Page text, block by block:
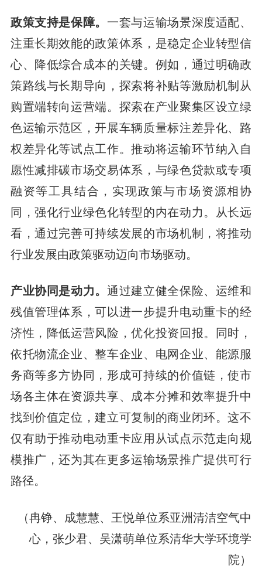
政策支持是保障。 一套与运输场景深度适配、
注重长期效能的政策体系，是稳定企业转型信
心、降低综合成本的关键。例如，通过明确政
策路线与长期导向，探索将补贴等激励机制从
购置端转向运营端。探索在产业聚集区设立绿
色运输示范区，开展车辆质量标注差异化、路
权差异化等试点工作。推动将运输环节纳入自
愿性减排碳市场交易体系，与绿色贷款或专项
融资等工具结合，实现政策与市场资源相协
同，强化行业绿色化转型的内在动力。从长远
看，通过完善可持续发展的市场机制，将推动
行业发展由政策驱动迈向市场驱动。
产业协同是动力。通过建立健全保险、运维和
残值管理体系，可以进一步提升电动重卡的经
济性，降低运营风险，优化投资回报。同时，
依托物流企业、整车企业、电网企业、能源服
务商等多方协同，形成可持续的价值链，使市
场各主体在资源共享、成本分摊和效率提升中
找到价值定位，建立可复制的商业闭环。这不
仅有助于推动电动重卡应用从试点示范走向规
模推广，还为其在更多运输场景推广提供可行
路径。
（冉铮、成慧慧、王悦单位系亚洲清洁空气中
心，张少君、吴潇萌单位系清华大学环境学
院）